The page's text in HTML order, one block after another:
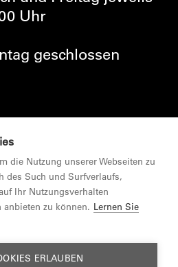
Uhr
geschlossen
LUSTENAU
die Nutzung unserer Webseiten zu
des Such und Surfverlaufs,
Ihr Nutzungsverhalten
zu können. Lernen Sie
ERLAUBEN